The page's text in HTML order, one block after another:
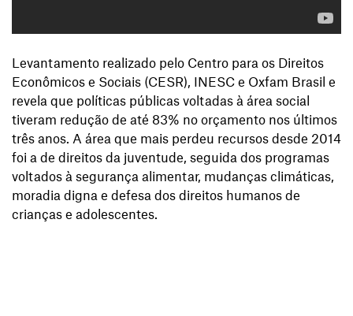
Levantamento realizado pelo Centro para os Direitos
Econômicos e Sociais (CESR), INESC e Oxfam Brasil e
revela que políticas públicas voltadas à área social
tiveram redução de até 83% no orçamento nos últimos
três anos. A área que mais perdeu recursos desde 2014
foi a de direitos da juventude, seguida dos programas
voltados à segurança alimentar, mudanças climáticas,
moradia digna e defesa dos direitos humanos de
crianças e adolescentes.